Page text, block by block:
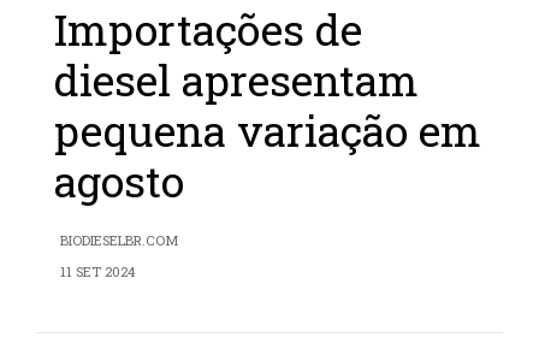
Importações de
diesel apresentam
pequena variação em
agosto
BIODIESELBR.COM
11 SET 2024